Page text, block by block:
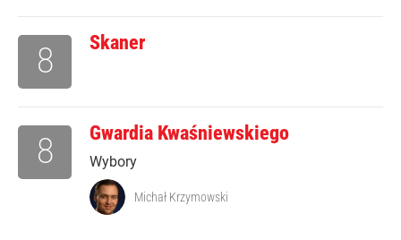
Skaner
8
Gwardia Kwaśniewskiego
Wybory
8
Michał Krzymowski